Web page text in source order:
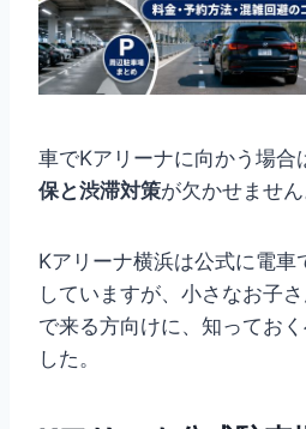
車でKアリーナに向かう場合
保と渋滞対策が欠かせません
Kアリーナ横浜は公式に電車
していますが、小さなお子
で来る方向けに、知ってお
した。